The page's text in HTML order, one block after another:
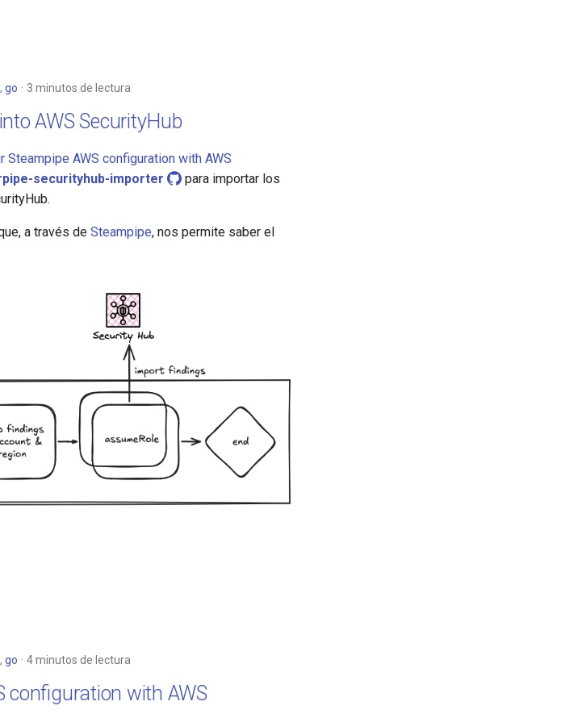
, go 3 minutos de lectura
AWS SecurityHub
Steampipe AWS configuration with AWS
securityhub-importer
para importar los
a través de Steampipe, nos permite saber el
, go 4 minutos de lectura
configuration with AWS